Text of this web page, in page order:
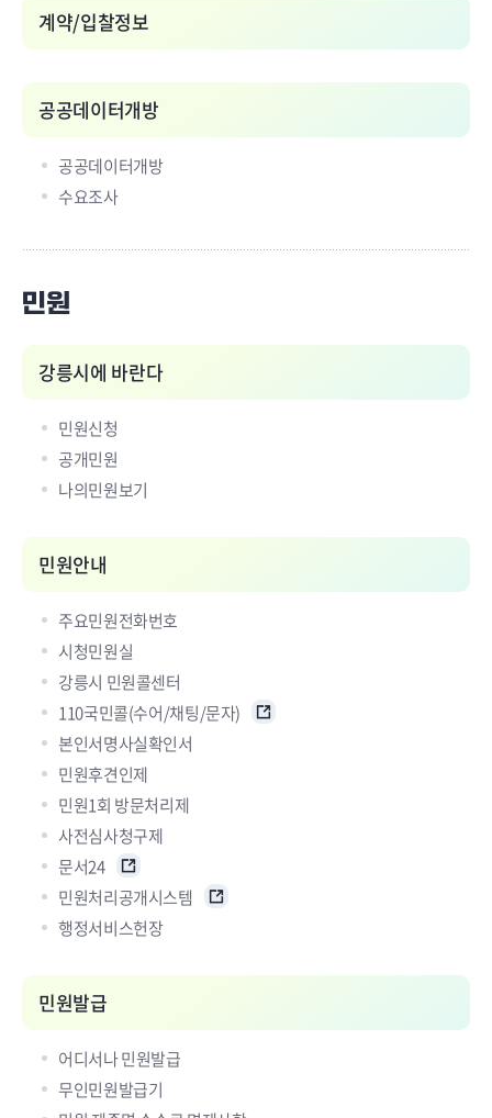
계약/입찰정보
공공데이터개방
공공데이터개방
수요조사
민원
강릉시에 바란다
민원신청
공개민원
나의민원보기
민원안내
주요민원전화번호
시청민원실
강릉시 민원콜센터
110국민콜(수어/채팅/문자)
본인서명사실확인서
민원후견인제
민원1회 방문처리제
사전심사청구제
문서24
민원처리공개시스템
행정서비스헌장
민원발급
어디서나 민원발급
무인민원발급기